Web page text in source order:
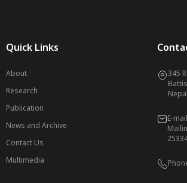
Quick Links
About
Research
Publication
News and Archive
Contact Us
Multimedia
345
Nepal
E-